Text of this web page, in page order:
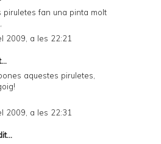
piruletes fan una pinta molt
2009, a les 22:21
aquestes piruletes,
2009, a les 22:31